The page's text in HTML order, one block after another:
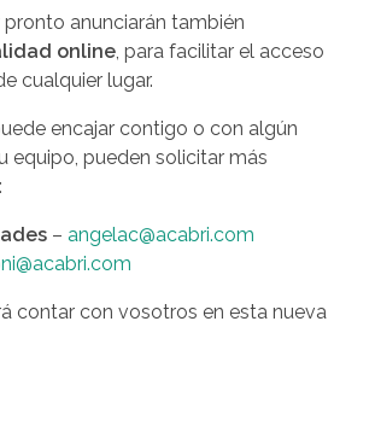
anunciarán también
online, para facilitar el acceso
cualquier lugar.
encajar contigo o con algún
equipo, pueden solicitar más
– angelac@acabri.com
contar con vosotros en esta nueva